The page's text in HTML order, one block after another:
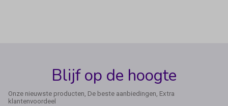
Blijf op de hoogte
Onze nieuwste producten, De beste aanbiedingen, Extra
klantenvoordeel